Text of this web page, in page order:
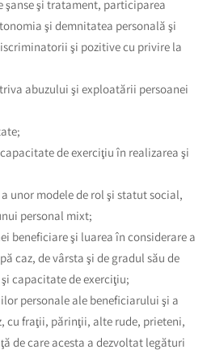
şanse şi tratament, participarea
şi demnitatea personală şi
şi pozitive cu privire la
abuzului şi exploatării persoanei
de exerciţiu în realizarea şi
unor modele de rol şi statut social,
personal mixt;
beneficiare şi luarea în considerare a
caz, de vârsta şi de gradul său de
capacitate de exerciţiu;
personale ale beneficiarului şi a
cu fraţii, părinţii, alte rude, prieteni,
de care acesta a dezvoltat legături